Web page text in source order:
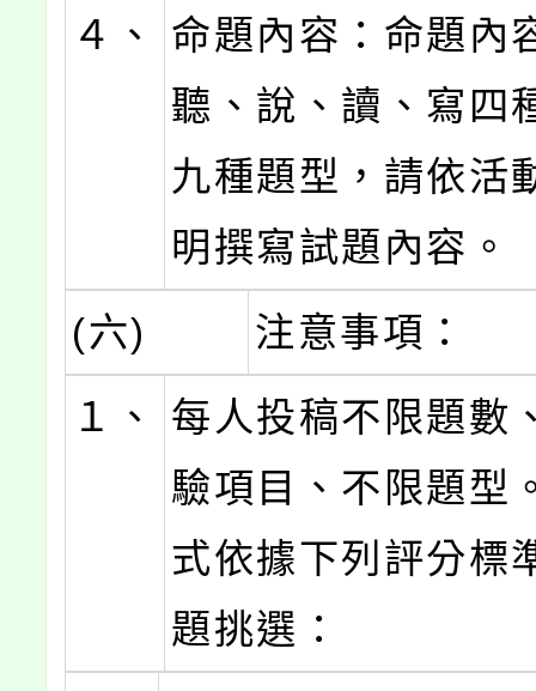
４、
命題內容：命題內
聽、說、讀、寫四
九種題型，請依活
明撰寫試題內容。
(六)
注意事項：
１、
每人投稿不限題數
驗項目、不限題型
式依據下列評分標
題挑選：